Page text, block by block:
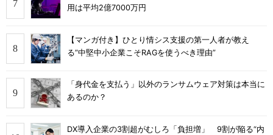
用は平均2億7000万円
【マンガ付き】ひとり情シス支援の第一人者が教え
る”中堅中小企業こそRAGを使うべき理由”
「身代金を支払う」以外のランサムウェア対策は本当に
あるのか？
DX導入企業の3割超がむしろ「負担増」 9割が陥る“内